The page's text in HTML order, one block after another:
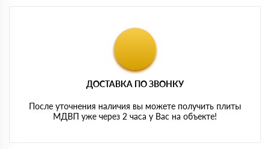
ДОСТАВКА ПО ЗВОНКУ
После уточнения наличия вы можете получить плиты
МДВП уже через 2 часа у Вас на объекте!